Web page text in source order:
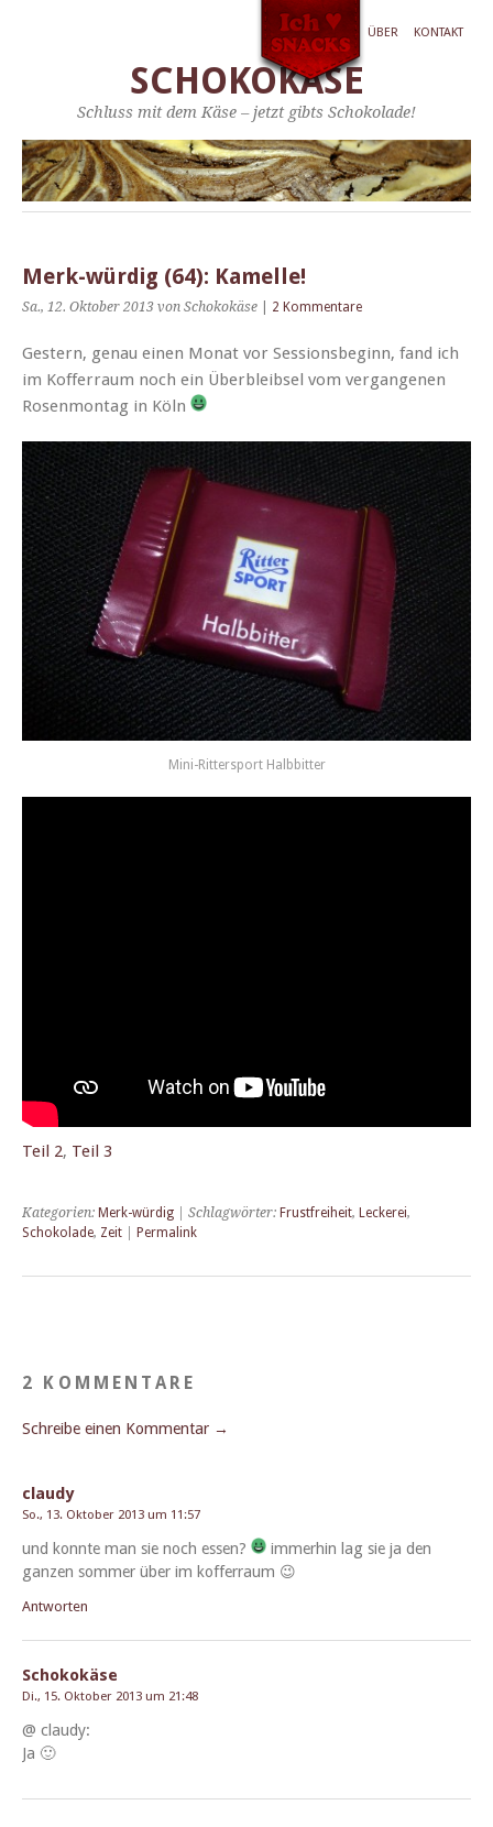
ÜBER KONTAKT
SCHOKOKÄSE
Schluss mit dem Käse – jetzt gibts Schokolade!
Merk-würdig (64): Kamelle!
Sa., 12. Oktober 2013 von Schokokäse 2 Kommentare
Gestern, genau einen Monat vor Ses­sions­be­ginn, fand ich
im Kof­fer­raum noch ein Überbleib­sel vom ver­gan­genen
Rosen­mon­tag in Köln
Mini-Rit­ter­sport Halbbitter
Teil 2, Teil 3
Kategorien: Merk-würdig | Schlagwörter: Frustfreiheit, Leckerei,
Schokolade, Zeit Permalink
2 KOMMENTARE
Schreibe einen Kommentar →
claudy
So., 13. Oktober 2013 um 11:57
und kon­nte man sie noch essen?
immer­hin lag sie ja den
ganzen som­mer über im kofferraum 😉
Antworten
Schokokäse
Di., 15. Oktober 2013 um 21:48
@ claudy:
Ja 🙂